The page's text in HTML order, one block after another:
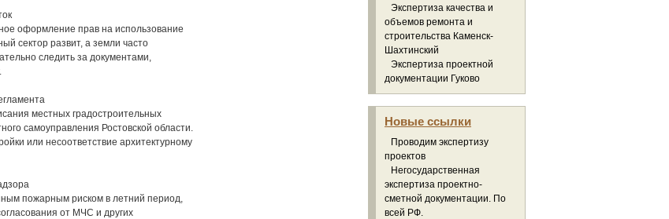
оформление прав на использование
сектор развит, а земли часто
следить за документами,
местных градостроительных
самоуправления Ростовской области.
или несоответствие архитектурному
пожарным риском в летний период,
от МЧС и других
Экспертиза качества и
объемов ремонта и
строительства Каменск-
Шахтинский
Экспертиза проектной
документации Гуково
Новые ссылки
Проводим экспертизу
проектов
Негосударственная
экспертиза проектно-
сметной документации. По
всей РФ.